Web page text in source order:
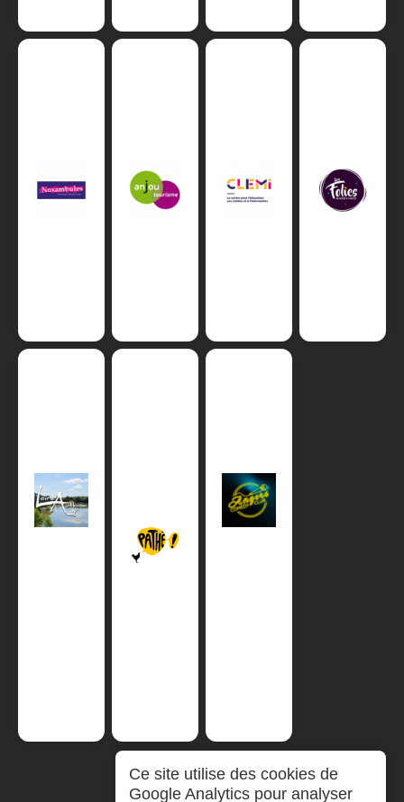
Ce site utilise des cookies de
Google Analytics pour analyser